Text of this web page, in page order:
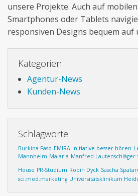
unsere Projekte. Auch auf
Smartphones oder Tablets
responsiven Designs bequem auf
Kategorien
Agentur-News
Kunden-News
Schlagworte
Burkina Faso EMIRA Initiative besser hören
Mannheim Malaria Manfred Lautenschläger
House PR-Studium Robin Dyck Sascha
sci.med.marketing Universitätsklinikum